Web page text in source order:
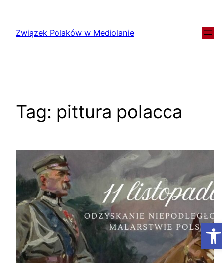
Związek Polaków w Mediolanie
Tag: pittura polacca